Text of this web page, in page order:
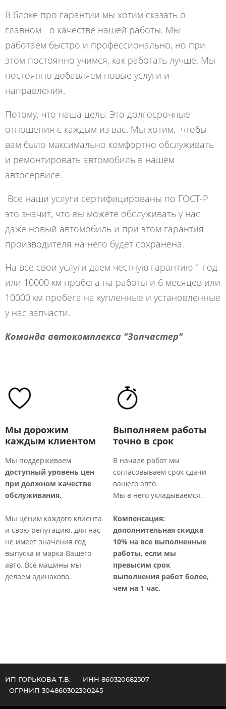
В блоке про гарантии мы хотим сказать о
главном - о качестве нашей работы. Мы
работаем быстро и профессионально, но при
этом постоянно учимся, как работать лучше. Мы
постоянно добавляем новые услуги и
направления.
Потому, что наша цель: Это долгосрочные
отношения с каждым из вас. Мы хотим, чтобы
вам было максимально комфортно обслуживать
и ремонтировать автомобиль в нашем
автосервисе.
Все наши услуги сертифицированы по ГОСТ-Р
это значит, что вы можете обслуживать у нас
даже новый автомобиль и при этом гарантия
производителя на него будет сохранена.
На все свои услуги даем честную гарантию 1 год
или 10000 км пробега на работы и 6 месяцев или
10000 км пробега на купленные и установленные
у нас запчасти.
Команда автокомплекса "Запчастер"
Мы дорожим
каждым клиентом
Мы поддерживаем
доступный уровень цен
при должном качестве
обслуживания.
Мы ценим каждого клиента
и свою репутацию, для нас
не имеет значения год
выпуска и марка Вашего
авто. Все машины мы
делаем одинаково.​
Выполняем работы
точно в срок
В начале работ мы
согласовываем срок сдачи
вашего авто.
Мы в него укладываемся.
Компенсация:
дополнительная скидка
10% на все выполненные
работы, если мы
превысим срок
выполнения работ более,
чем на 1 час.​
ИП ГОРЬКОВА Т.В. ИНН 860320682507
ОГРНИП 304860302300245